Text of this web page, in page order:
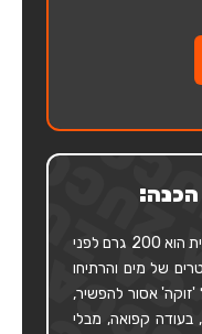
משקלה המקובל של מנת פסטה אישית הוא 200 גרם לפני
של מים והרתיחו
אסור להפשיר,
בעודה קפואה, מבלי